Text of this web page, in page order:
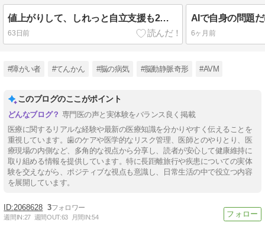
値上がりして、しれっと自立支援も2割にされる
63日前 6ヶ月前
#障がい者 #てんかん #脳の病気 #脳動静脈奇形 #AVM
このブログのここがポイント
専門医の声と実体験をバランス良く掲載
医療に関するリアルな経験や最新の医療知識を分かりやすく伝えることを
重視しています。歯のケアや医学的なリスク管理、医師とのやりとり、医
療現場の内側など、多角的な視点から分享し、読者が安心して健康維持に
取り組める情報を提供しています。特に長距離旅行や疾患についての実体
験を交えながら、ポジティブな視点も意識し、日常生活の中で役立つ内容
を展開しています。
2068628 3
週間IN:27 週間OUT:63 月間IN:54